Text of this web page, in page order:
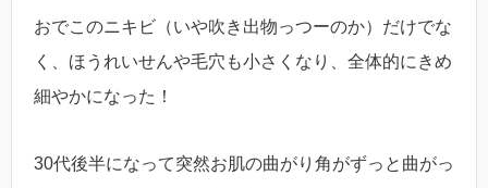
おでこのニキビ（いや吹き出物っつーのか）だけでな
く、ほうれいせんや毛穴も小さくなり、全体的にきめ
細やかになった！
30代後半になって突然お肌の曲がり角がずっと曲がっ